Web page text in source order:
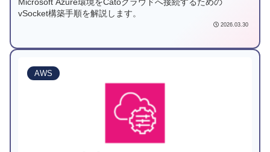
Microsoft Azure環境をCatoクラウドへ接続するための
vSocket構築手順を解説します。
2026.03.30
AWS